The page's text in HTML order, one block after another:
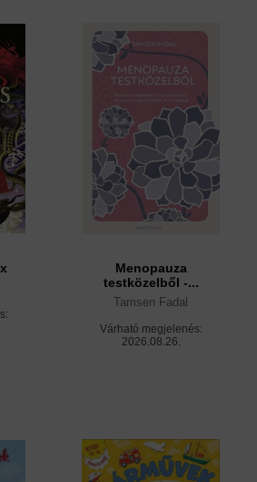
Menopauza
testközelből -...
Tamsen Fadal
Várható megjelenés:
2026.08.26.